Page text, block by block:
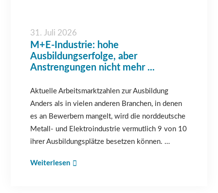
31. Juli 2026
M+E-Industrie: hohe
Ausbildungserfolge, aber
Anstrengungen nicht mehr ...
Aktuelle Arbeitsmarktzahlen zur Ausbildung
Anders als in vielen anderen Branchen, in denen
es an Bewerbern mangelt, wird die norddeutsche
Metall- und Elektroindustrie vermutlich 9 von 10
ihrer Ausbildungsplätze besetzen können. …
Weiterlesen